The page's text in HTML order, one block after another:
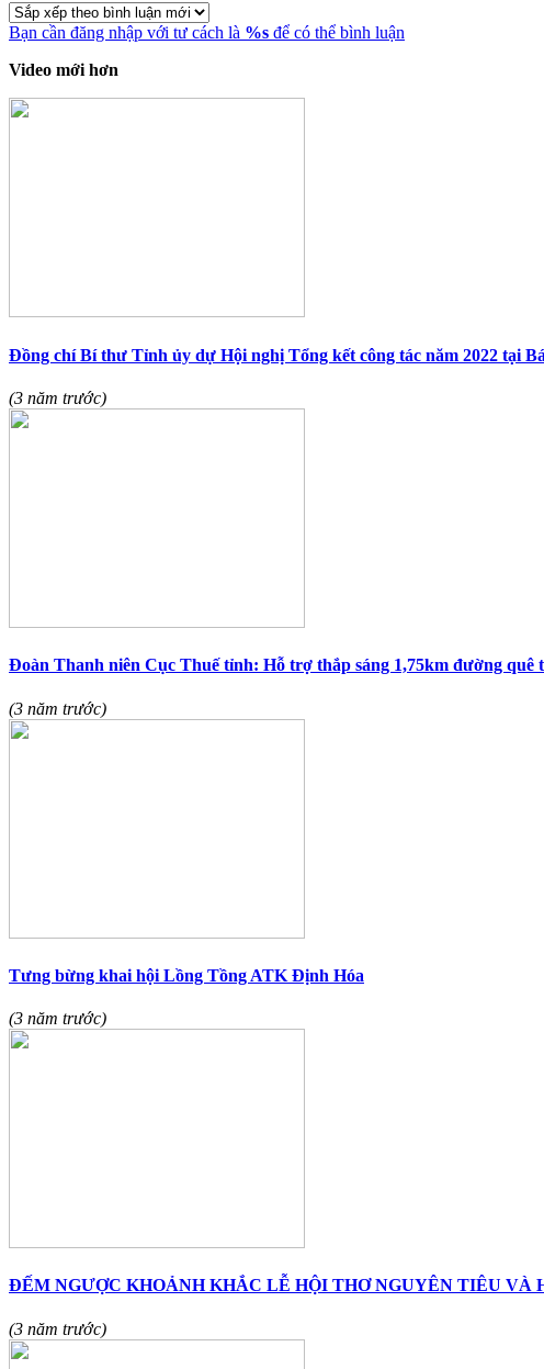
Bạn cần đăng nhập với tư cách là %s để có thể bình luận
Video mới hơn
Đồng chí Bí thư Tỉnh ủy dự Hội nghị Tổng kết công tác năm 2022 tại
(3 năm trước)
Đoàn Thanh niên Cục Thuế tỉnh: Hỗ trợ thắp sáng 1,75km đường quê
(3 năm trước)
Tưng bừng khai hội Lồng Tồng ATK Định Hóa
(3 năm trước)
ĐẾM NGƯỢC KHOẢNH KHẮC LỄ HỘI THƠ NGUYÊN TIÊU VÀ
(3 năm trước)